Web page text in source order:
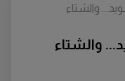
والشتاء
والشتاء